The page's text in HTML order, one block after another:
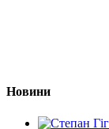
Новини